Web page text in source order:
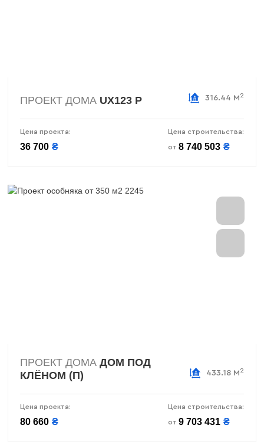
ПРОЕКТ ДОМА UX123 P 316.44 М 2
Цена проекта:
36 700 ₴
Цена строительства:
от 8 740 503 ₴
ПРОЕКТ ДОМА ДОМ ПОД
КЛЁНОМ (П)
433.18 М 2
Цена проекта:
80 660 ₴
Цена строительства:
от 9 703 431 ₴